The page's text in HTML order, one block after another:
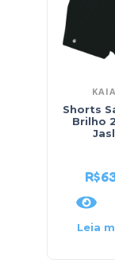
Shorts
Brilho
R$
Leia